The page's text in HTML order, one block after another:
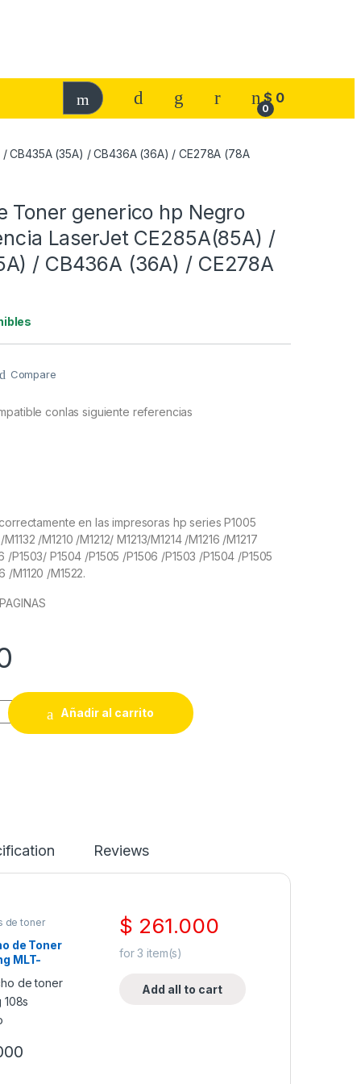
0
$ 0
(35A) / CB436A (36A) / CE278A (78A
Toner generico hp Negro
LaserJet CE285A(85A) /
/ CB436A (36A) / CE278A
Compare
conlas siguiente referencias
en las impresoras hp series P1005
/M1210 /M1212/ M1213/M1214 /M1216 /M1217
/P1503/ P1504 /P1505 /P1506 /P1503 /P1504 /P1505
/M1120 /M1522.
hp Negro multi-referencia LaserJet CE285A(85A) /
Añadir al carrito
Reviews
de toner
de Toner
MLT-
$ 261.000
for3 item(s)
Add all to cart